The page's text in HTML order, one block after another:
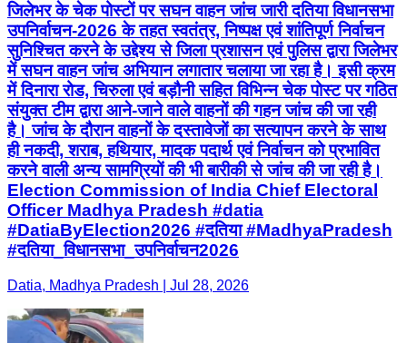
जिलेभर के चेक पोस्टों पर सघन वाहन जांच जारी दतिया विधानसभा
उपनिर्वाचन-2026 के तहत स्वतंत्र, निष्पक्ष एवं शांतिपूर्ण निर्वाचन
सुनिश्चित करने के उद्देश्य से जिला प्रशासन एवं पुलिस द्वारा जिलेभर
में सघन वाहन जांच अभियान लगातार चलाया जा रहा है। इसी क्रम
में दिनारा रोड, चिरुला एवं बड़ौनी सहित विभिन्न चेक पोस्ट पर गठित
संयुक्त टीम द्वारा आने-जाने वाले वाहनों की गहन जांच की जा रही
है। जांच के दौरान वाहनों के दस्तावेजों का सत्यापन करने के साथ
ही नकदी, शराब, हथियार, मादक पदार्थ एवं निर्वाचन को प्रभावित
करने वाली अन्य सामग्रियों की भी बारीकी से जांच की जा रही है।
Election Commission of India Chief Electoral
Officer Madhya Pradesh #datia
#DatiaByElection2026 #दतिया #MadhyaPradesh
#दतिया_विधानसभा_उपनिर्वाचन2026
Datia, Madhya Pradesh | Jul 28, 2026